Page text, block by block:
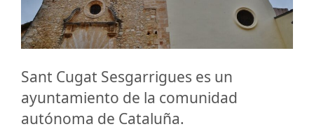
Sant Cugat Sesgarrigues es un
ayuntamiento de la comunidad
autónoma de Cataluña.